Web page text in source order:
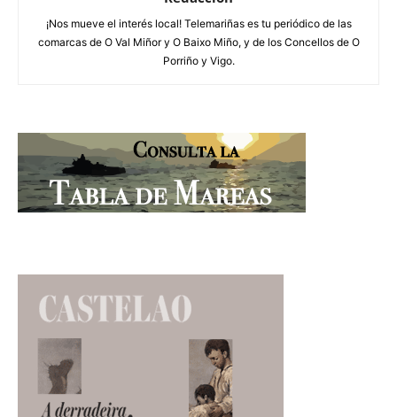
¡Nos mueve el interés local! Telemariñas es tu periódico de las
comarcas de O Val Miñor y O Baixo Miño, y de los Concellos de O
Porriño y Vigo.